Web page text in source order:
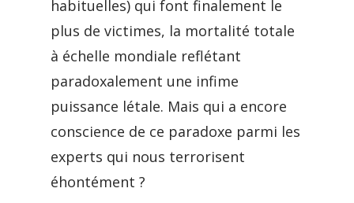
habituelles) qui font finalement le
plus de victimes, la mortalité totale
à échelle mondiale reflétant
paradoxalement une infime
puissance létale. Mais qui a encore
conscience de ce paradoxe parmi les
experts qui nous terrorisent
éhontément ?